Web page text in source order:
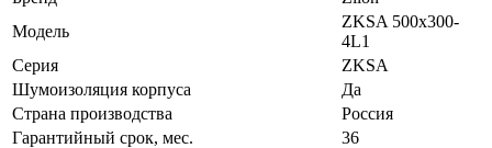
Модель
ZKSA 500х300-
4L1
Серия
ZKSA
Шумоизоляция корпуса
Да
Страна производства
Россия
Гарантийный срок, мес.
36